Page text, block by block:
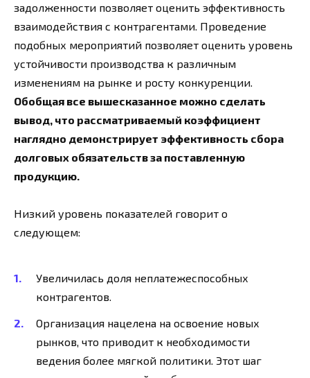
задолженности позволяет оценить эффективность
взаимодействия с контрагентами. Проведение
подобных мероприятий позволяет оценить уровень
устойчивости производства к различным
изменениям на рынке и росту конкуренции.
Обобщая все вышесказанное можно сделать
вывод, что рассматриваемый коэффициент
наглядно демонстрирует эффективность сбора
долговых обязательств за поставленную
продукцию.
Низкий уровень показателей говорит о
следующем:
Увеличилась доля неплатежеспособных
контрагентов.
Организация нацелена на освоение новых
рынков, что приводит к необходимости
ведения более мягкой политики. Этот шаг